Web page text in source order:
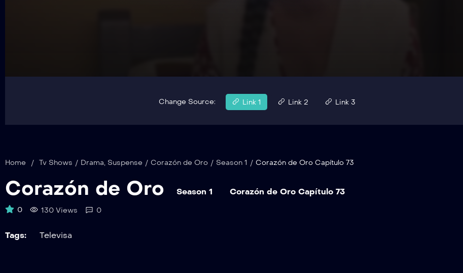
Change Source: Link 1 Link 2 Link 3
Home / Tv Shows / Drama, Suspense / Corazón de Oro / Season 1 / Corazón de Oro Capítulo 73
Corazón de Oro Season 1 Corazón de Oro Capítulo 73
0 130 Views 0
Tags: Televisa